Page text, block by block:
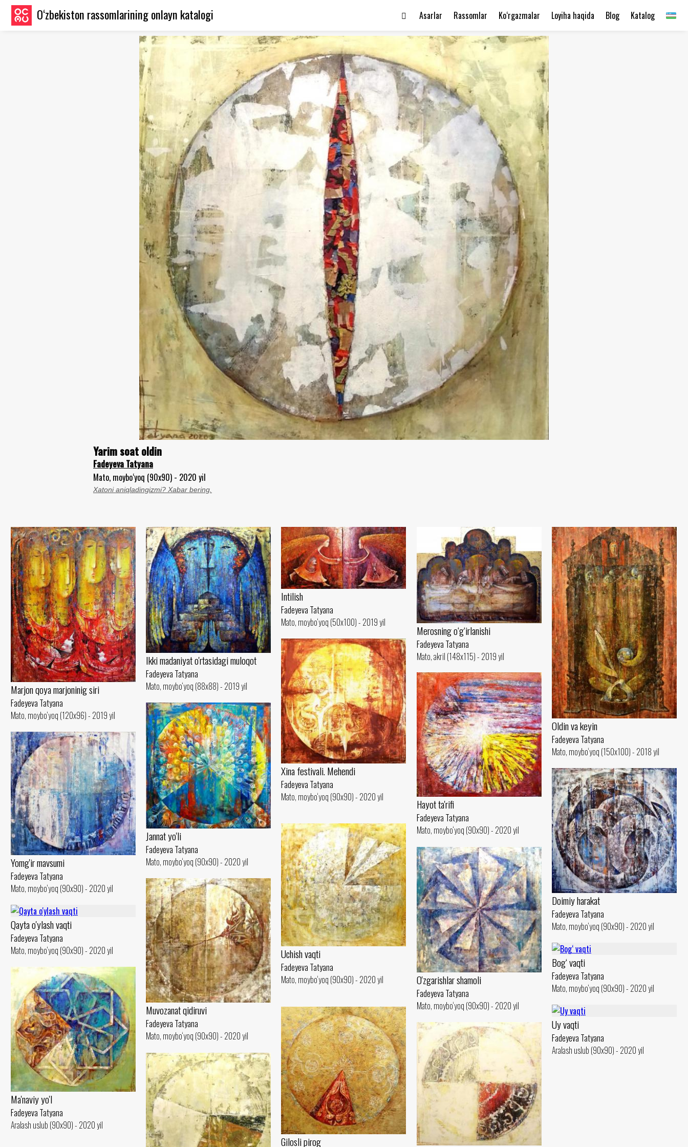
O‘zbekiston rassomlarining onlayn katalogi Katalog
Blog
Loyiha haqida
Ko‘rgazmalar
Rassomlar
Asarlar
Yarim soat oldin
Fadeyeva Tatyana
Mato, moybo‘yoq (90x90) - 2020 yil
Xatoni aniqladingizmi? Xabar bering.
Marjon qoya marjoninig siri
Fadeyeva Tatyana
Mato, moybo‘yoq (120x96) - 2019 yil
Ikki madaniyat o'rtasidagi muloqot
Fadeyeva Tatyana
Mato, moybo‘yoq (88x88) - 2019 yil
Intilish
Fadeyeva Tatyana
Mato, moybo‘yoq (50x100) - 2019 yil
Merosning o‘g‘irlanishi
Fadeyeva Tatyana
Mato, akril (148x115) - 2019 yil
Oldin va keyin
Fadeyeva Tatyana
Mato, moybo‘yoq (150x100) - 2018 yil
Xina festivali. Mehendi
Fadeyeva Tatyana
Mato, moybo‘yoq (90x90) - 2020 yil
Hayot ta'rifi
Fadeyeva Tatyana
Mato, moybo‘yoq (90x90) - 2020 yil
Jannat yo'li
Fadeyeva Tatyana
Mato, moybo‘yoq (90x90) - 2020 yil
Yomg'ir mavsumi
Fadeyeva Tatyana
Mato, moybo‘yoq (90x90) - 2020 yil
Doimiy harakat
Fadeyeva Tatyana
Mato, moybo‘yoq (90x90) - 2020 yil
Uchish vaqti
Fadeyeva Tatyana
Mato, moybo‘yoq (90x90) - 2020 yil
O'zgarishlar shamoli
Fadeyeva Tatyana
Mato, moybo‘yoq (90x90) - 2020 yil
Muvozanat qidiruvi
Fadeyeva Tatyana
Mato, moybo‘yoq (90x90) - 2020 yil
Qayta o'ylash vaqti
Fadeyeva Tatyana
Mato, moybo‘yoq (90x90) - 2020 yil
Bog‘ vaqti
Fadeyeva Tatyana
Mato, moybo‘yoq (90x90) - 2020 yil
Ma'naviy yo'l
Fadeyeva Tatyana
Aralash uslub (90x90) - 2020 yil
Uy vaqti
Fadeyeva Tatyana
Aralash uslub (90x90) - 2020 yil
Gilosli pirog